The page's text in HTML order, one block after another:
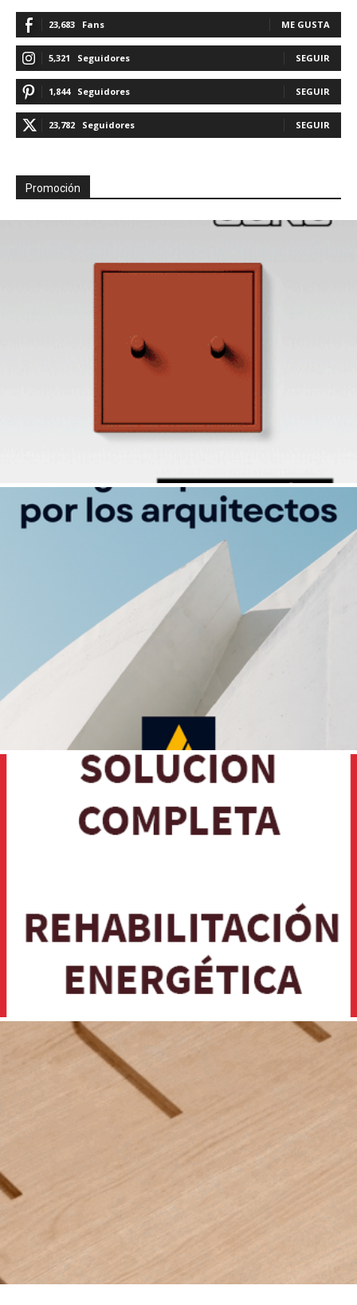
23,683 Fans ME GUSTA
5,321 Seguidores SEGUIR
1,844 Seguidores SEGUIR
23,782 Seguidores SEGUIR
Promoción